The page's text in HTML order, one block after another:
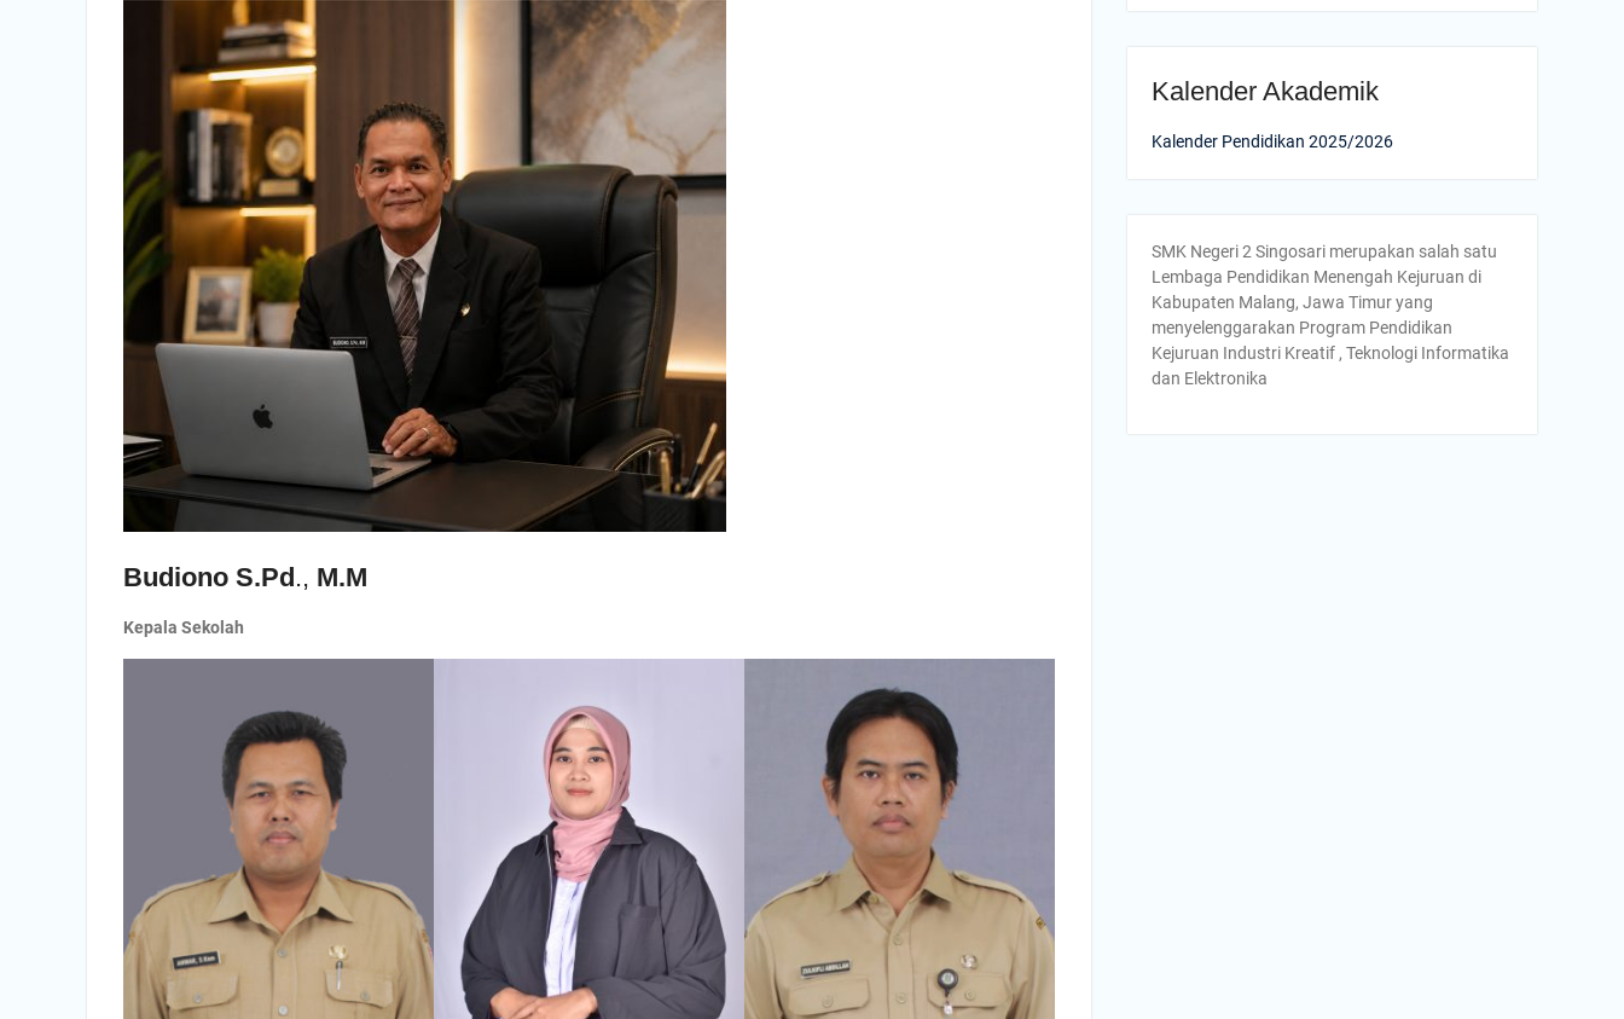
Budiono S.Pd., M.M
Kepala Sekolah
Kalender Akademik
Kalender Pendidikan 2025/2026
SMK Negeri 2 Singosari merupakan salah satu
Lembaga Pendidikan Menengah Kejuruan di
Kabupaten Malang, Jawa Timur yang
menyelenggarakan Program Pendidikan
Kejuruan Industri Kreatif , Teknologi Informatika
dan Elektronika